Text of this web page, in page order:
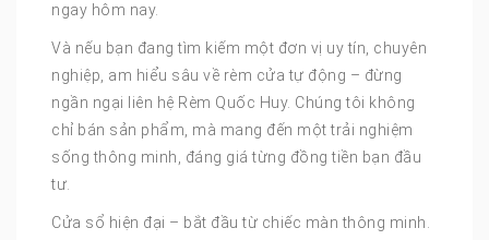
ngay hôm nay.
Và nếu bạn đang tìm kiếm một đơn vị uy tín, chuyên
nghiệp, am hiểu sâu về rèm cửa tự động – đừng
ngần ngại liên hệ Rèm Quốc Huy. Chúng tôi không
chỉ bán sản phẩm, mà mang đến một trải nghiệm
sống thông minh, đáng giá từng đồng tiền bạn đầu
tư.
Cửa sổ hiện đại – bắt đầu từ chiếc màn thông minh.